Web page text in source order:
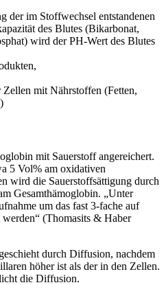
im Stoffwechsel entstandenen
des Blutes (Bikarbonat,
wird der PH-Wert des Blutes
mit Nährstoffen (Fetten,
mit Sauerstoff angereichert.
5 Vol% am oxidativen
wird die Sauerstoffsättigung durch
Gesamthämoglobin. „Unter
um das fast 3-fache auf
(Thomasits & Haber
durch Diffusion, nachdem
höher ist als der in den Zellen.
die Diffusion.